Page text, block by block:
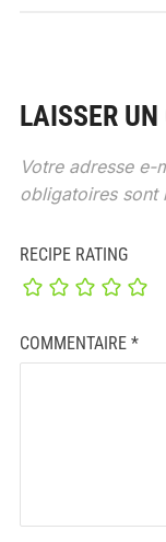
LAISSER
Votre adresse e-
obligatoires sont
RECIPE RATING
COMMENTAIRE *